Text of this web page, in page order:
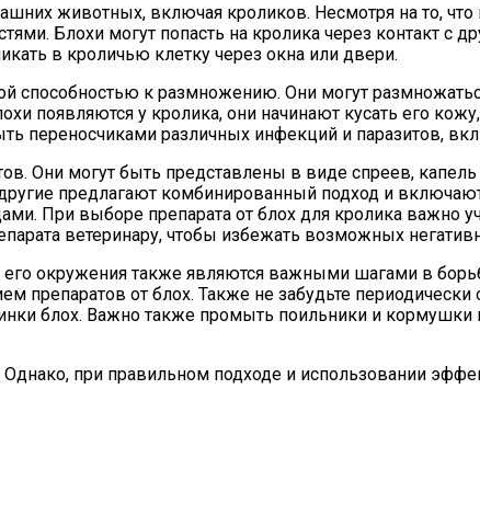
животных, включая кроликов. Несмотря на то,
Блохи могут попасть на кролика через контакт с
в кроличью клетку через окна или двери.
способностью к размножению. Они могут
появляются у кролика, они начинают кусать его
переносчиками различных инфекций и паразитов,
Они могут быть представлены в виде спреев,
предлагают комбинированный подход и
При выборе препарата от блох для кролика важно
ветеринару, чтобы избежать возможных
окружения также являются важными шагами в
препаратов от блох. Также не забудьте
блох. Важно также промыть поильники и
при правильном подходе и использовании